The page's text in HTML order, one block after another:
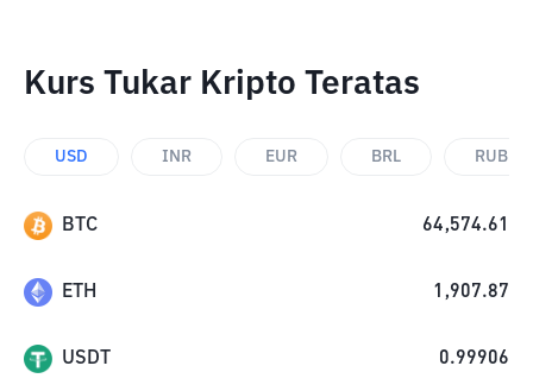
Kurs Tukar Kripto Teratas
USD INR EUR BRL RUB
BTC 64,574.61
ETH 1,907.87
USDT 0.99906